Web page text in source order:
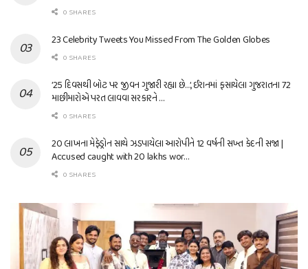
0 SHARES
23 Celebrity Tweets You Missed From The Golden Globes
0 SHARES
’25 દિવસથી બોટ પર જીવન ગુજારી રહ્યા છે…’, ઈરાનમાં ફસાયેલા ગુજરાતના 72
માછીમારોએ પરત લાવવા સરકારને …
0 SHARES
20 લાખના મેફેડ્રોન સાથે ઝડપાયેલા આરોપીને 12 વર્ષની સખ્ત કેદની સજા |
Accused caught with 20 lakhs wor…
0 SHARES